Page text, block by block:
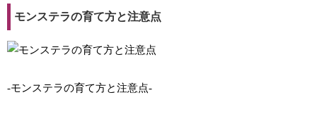
モンステラの育て方と注意点
-モンステラの育て方と注意点-